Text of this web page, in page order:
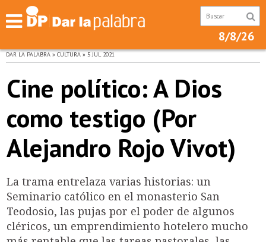
8/8/26
DAR LA PALABRA » CULTURA » 5 JUL 2021
Cine político: A Dios
como testigo (Por
Alejandro Rojo Vivot)
La trama entrelaza varias historias: un
Seminario católico en el monasterio San
Teodosio, las pujas por el poder de algunos
cléricos, un emprendimiento hotelero mucho